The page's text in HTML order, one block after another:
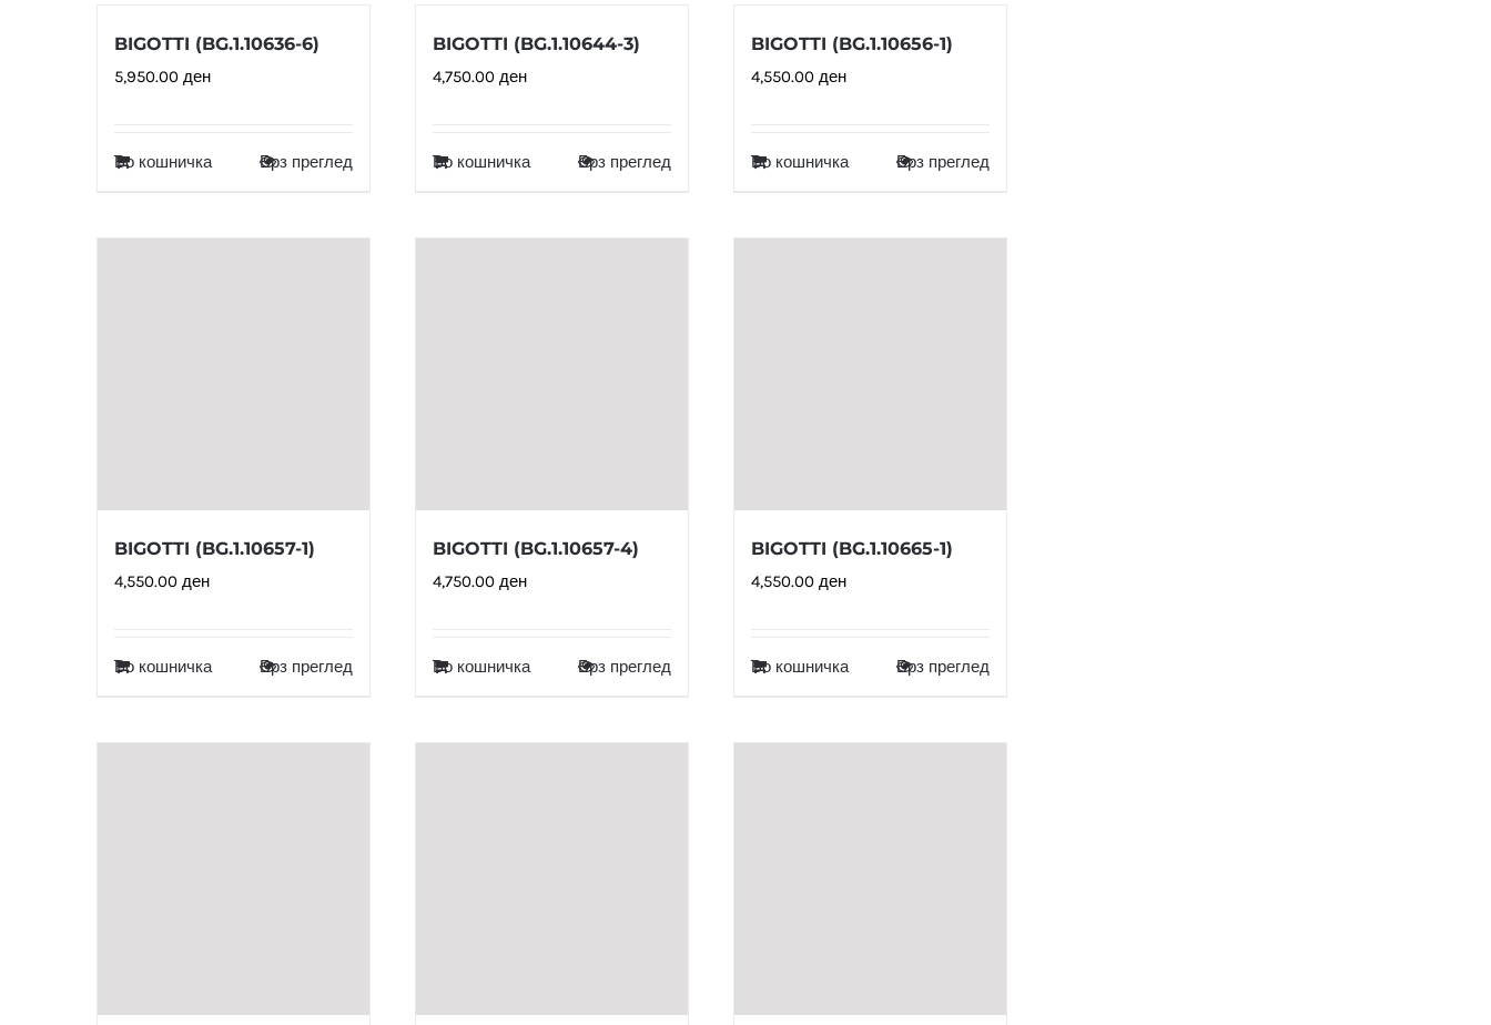
BIGOTTI (BG.1.10636-6)
5,950.00 ден
Во кошничка Брз преглед
BIGOTTI (BG.1.10644-3)
4,750.00 ден
Во кошничка Брз преглед
BIGOTTI (BG.1.10656-1)
4,550.00 ден
Во кошничка Брз преглед
BIGOTTI (BG.1.10657-1)
4,550.00 ден
Во кошничка Брз преглед
BIGOTTI (BG.1.10657-4)
4,750.00 ден
Во кошничка Брз преглед
BIGOTTI (BG.1.10665-1)
4,550.00 ден
Во кошничка Брз преглед